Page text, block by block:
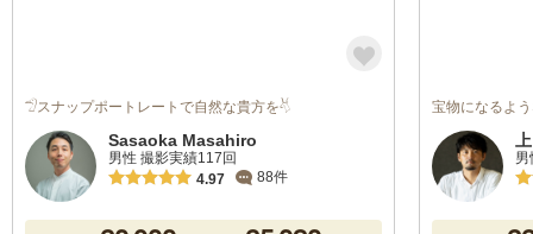
𓅿スナップポートレートで自然な貴方を𓄃
Sasaoka Masahiro
男性 撮影実績117回
4.97
88件
宝物になるよ
男